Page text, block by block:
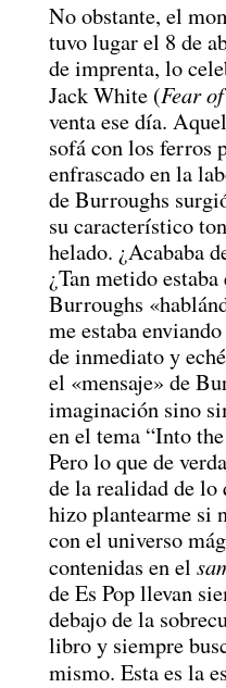
No obstante, el
tuvo lugar el 8 de
de imprenta, lo
Jack White (Fear
venta ese día.
sofá con los ferros
enfrascado en la
de Burroughs
su característico
helado. ¿Acababa
¿Tan metido
Burroughs
me estaba
de inmediato y
el «mensaje» de
imaginación sino
en el tema “Into
Pero lo que de
de la realidad de lo
hizo plantearme si
con el universo
contenidas en el
de Es Pop llevan
debajo de la
libro y siempre
mismo. Esta es la